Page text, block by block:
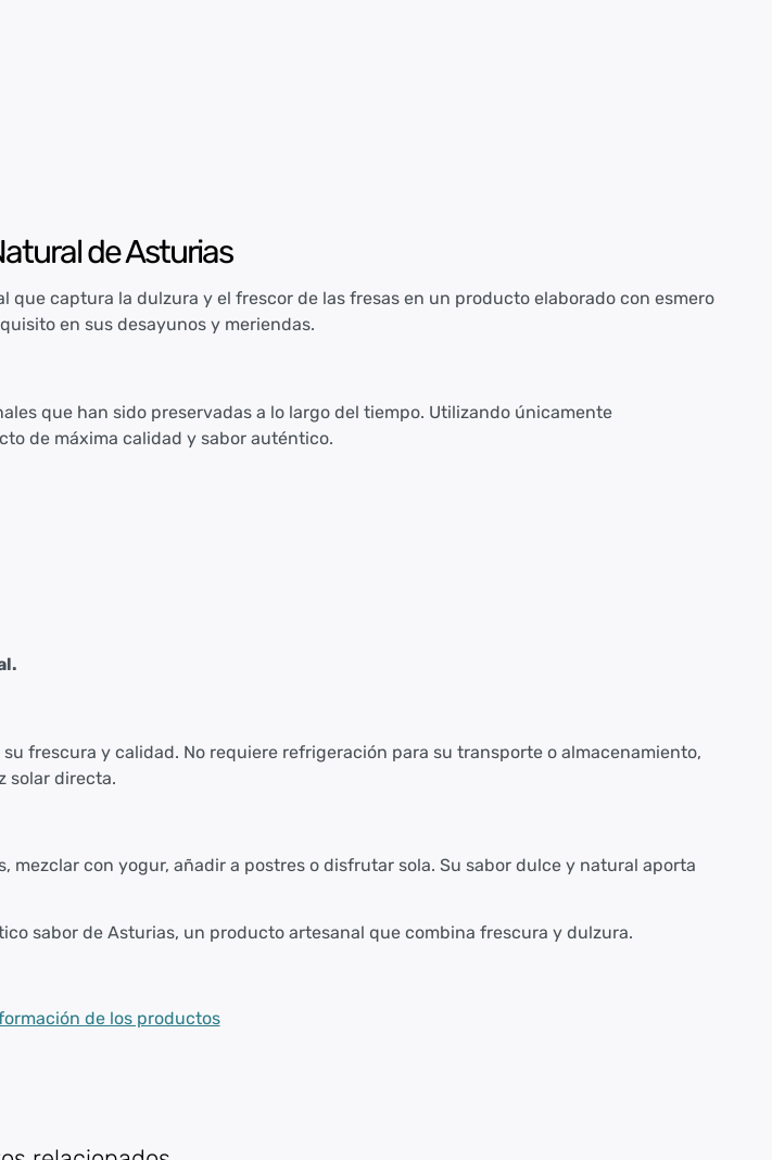
de Asturias
que captura la dulzura y el frescor de las fresas en un producto elaborado con esmero
en sus desayunos y meriendas.
que han sido preservadas a lo largo del tiempo. Utilizando únicamente
de máxima calidad y sabor auténtico.
frescura y calidad. No requiere refrigeración para su transporte o almacenamiento,
solar directa.
mezclar con yogur, añadir a postres o disfrutar sola. Su sabor dulce y natural aporta
sabor de Asturias, un producto artesanal que combina frescura y dulzura.
de los productos